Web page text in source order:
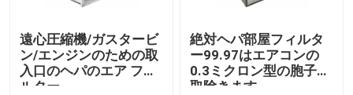
遠心圧縮機/ガスタービ
ン/エンジンのための取
入口のヘパのエア フィ
ルター
絶対ヘパ部屋フィルタ
ー99.97はエアコンの
0.3ミクロン型の胞子を
取除きます